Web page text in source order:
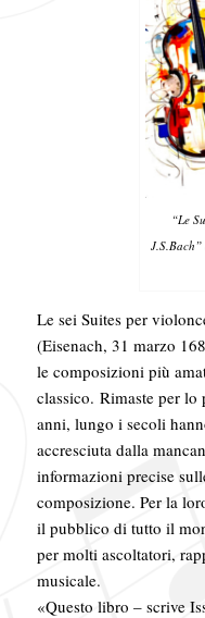
“Le
Le sei Suites per
(Eisenach, 31 marzo
le composizioni più
classico. Rimaste per lo
anni, lungo i secoli
accresciuta dalla
informazioni precise
composizione. Per la
il pubblico di tutto il
per molti ascoltatori,
musicale.
«Questo libro – scrive